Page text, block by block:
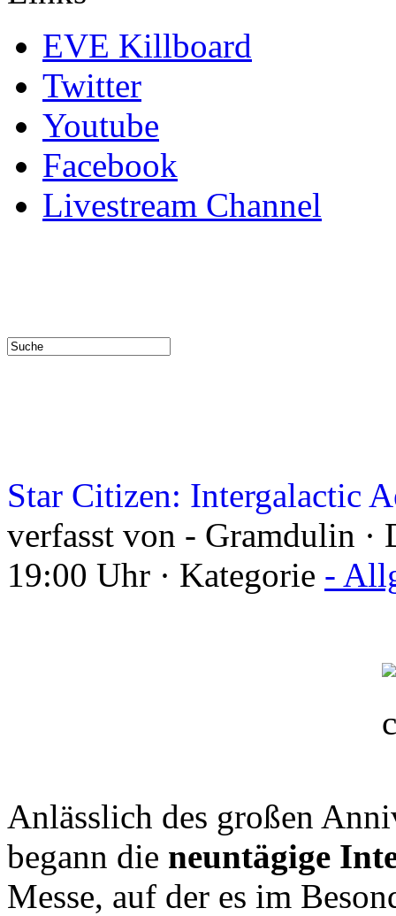
EVE Killboard
Twitter
Youtube
Facebook
Livestream Channel
Star Citizen: Intergalactic
verfasst von - Gramdulin ·
19:00 Uhr · Kategorie -
Anlässlich des großen
begann die neuntägige
Messe, auf der es im